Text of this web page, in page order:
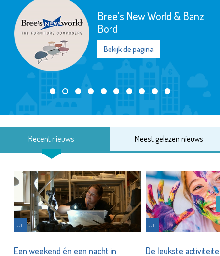
Bree's New World & Banz
Bord
Bekijk de pagina
Recent nieuws Meest gelezen nieuws
Uit
Een weekend én een nacht in
Uit
De leukste